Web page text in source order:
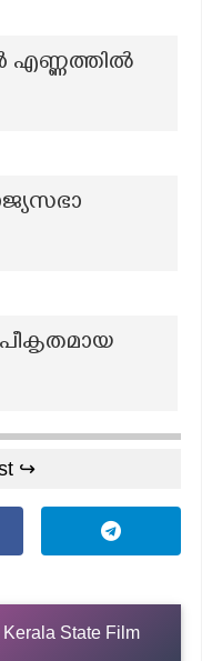
എണ്ണത്തിൽ
↪
Kerala State Film